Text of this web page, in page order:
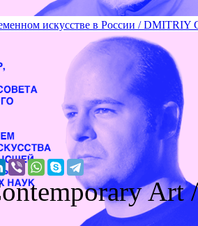
искусстве в России /
Art